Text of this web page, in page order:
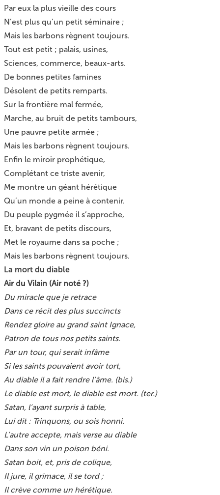
Par eux la plus vieille des cours
N’est plus qu’un petit séminaire ;
Mais les barbons règnent toujours.
Tout est petit ; palais, usines,
Sciences, commerce, beaux-arts.
De bonnes petites famines
Désolent de petits remparts.
Sur la frontière mal fermée,
Marche, au bruit de petits tambours,
Une pauvre petite armée ;
Mais les barbons règnent toujours.
Enfin le miroir prophétique,
Complétant ce triste avenir,
Me montre un géant hérétique
Qu’un monde a peine à contenir.
Du peuple pygmée il s’approche,
Et, bravant de petits discours,
Met le royaume dans sa poche ;
Mais les barbons règnent toujours.
La mort du diable
Air du Vilain (Air noté ?)
Du miracle que je retrace
Dans ce récit des plus succincts
Rendez gloire au grand saint Ignace,
Patron de tous nos petits saints.
Par un tour, qui serait infâme
Si les saints pouvaient avoir tort,
Au diable il a fait rendre l’âme. (bis.)
Le diable est mort, le diable est mort. (ter.)
Satan, l’ayant surpris à table,
Lui dit : Trinquons, ou sois honni.
L’autre accepte, mais verse au diable
Dans son vin un poison béni.
Satan boit, et, pris de colique,
Il jure, il grimace, il se tord ;
Il crève comme un hérétique.